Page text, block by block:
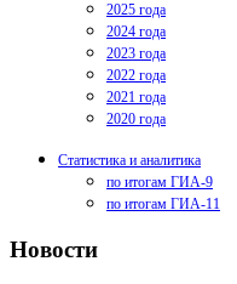
2025 года
2024 года
2023 года
2022 года
2021 года
2020 года
Статистика и аналитика
по итогам ГИА-9
по итогам ГИА-11
Новости